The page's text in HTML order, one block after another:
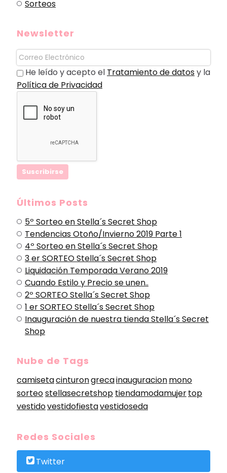
Sorteos
Newsletter
He leído y acepto el Tratamiento de datosy la
Política de Privacidad
Últimos Posts
5º Sorteo en Stella´s Secret Shop
Tendencias Otoño/Invierno 2019 Parte 1
4º Sorteo en Stella´s Secret Shop
3 er SORTEO Stella´s Secret Shop
Liquidación Temporada Verano 2019
Cuando Estilo y Precio se unen..
2º SORTEO Stella´s Secret Shop
1 er SORTEO Stella´s Secret Shop
Inauguración de nuestra tienda Stella´s Secret
Shop
Nube de Tags
camisetacinturongrecainauguracionmono
sorteostellasecretshop tiendamodamujertop
vestidovestidofiestavestidoseda
Redes Sociales
Twitter